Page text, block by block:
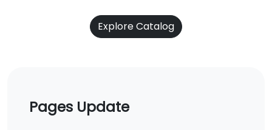
Explore Catalog
Pages Update